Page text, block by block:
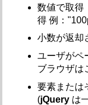
.height()【要素
.innerHeight()【
.innerWidth()【
.outerHeight()【
.outerWidth()【
.width()【要素
数値で取得
得 例：
小数が返却
ユーザがペ
ブラウザは
要素または
(jQuery は